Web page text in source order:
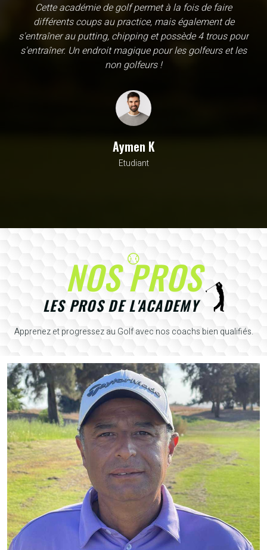
L'Academy de Gammarth comme son nom l'indique est
une école, en fait c'est un practice exceptionnel. il y a
évidemment un pratique classic sur tapis mais aussi
un sur herbe, des zones pour le chipping, les bumqers...
Vous y avez pensé, c'est à l'academy. Il n'y a pas assez
beauté de ce site
NOS PROS
LES PROS DE L'ACADEMY
Apprenez et progressez au Golf avec nos coachs bien qualifiés.